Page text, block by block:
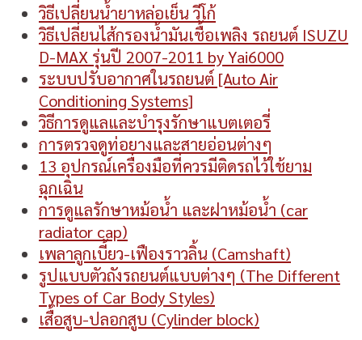
วิธีเปลี่ยนน้ำยาหล่อเย็น วีโก้
วิธีเปลี่ยนไส้กรองน้ำมันเชื้อเพลิง รถยนต์ ISUZU
D-MAX รุ่นปี 2007-2011 by Yai6000
ระบบปรับอากาศในรถยนต์ [Auto Air
Conditioning Systems]
วิธีการดูแลและบำรุงรักษาแบตเตอรี่
การตรวจดูท่อยางและสายอ่อนต่างๆ
13 อุปกรณ์เครื่องมือที่ควรมีติดรถไว้ใช้ยาม
ฉุกเฉิน
การดูแลรักษาหม้อน้ำ และฝาหม้อน้ำ (car
radiator cap)
เพลาลูกเบี้ยว-เฟืองราวลิ้น (Camshaft)
รูปแบบตัวถังรถยนต์แบบต่างๆ (The Different
Types of Car Body Styles)
เสื้อสูบ-ปลอกสูบ (Cylinder block)